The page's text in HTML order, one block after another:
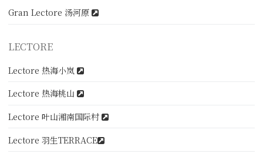
Gran Lectore 汤河原
LECTORE
Lectore 热海小岚
Lectore 热海桃山
Lectore 叶山湘南国际村
Lectore 羽生TERRACE